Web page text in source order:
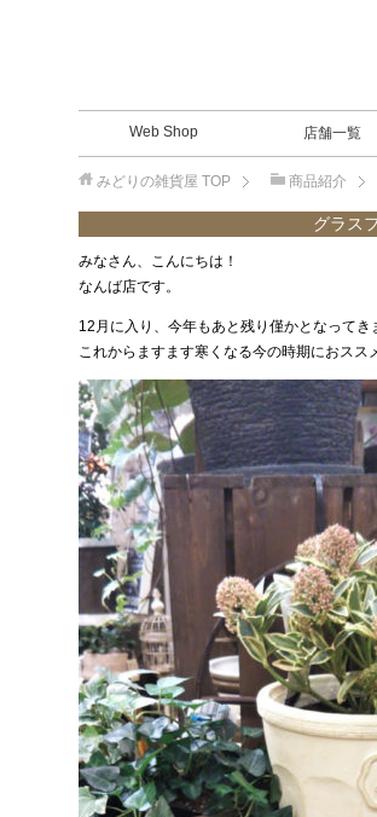
Web Shop 店舗一覧
みどりの雑貨屋 TOP 商品紹介
グラス
みなさん、こんにちは！
なんば店です。
12月に入り、今年もあと残り僅かとなってき
これからますます寒くなる今の時期におスス